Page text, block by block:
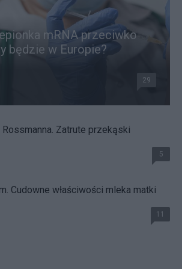
mRNA przeciwko
będzie w Europie?
29
Zatrute przekąski
5
Cudowne właściwości mleka matki
11